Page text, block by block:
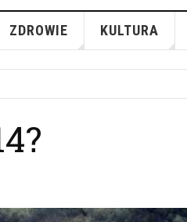
ZDROWIE KULTURA